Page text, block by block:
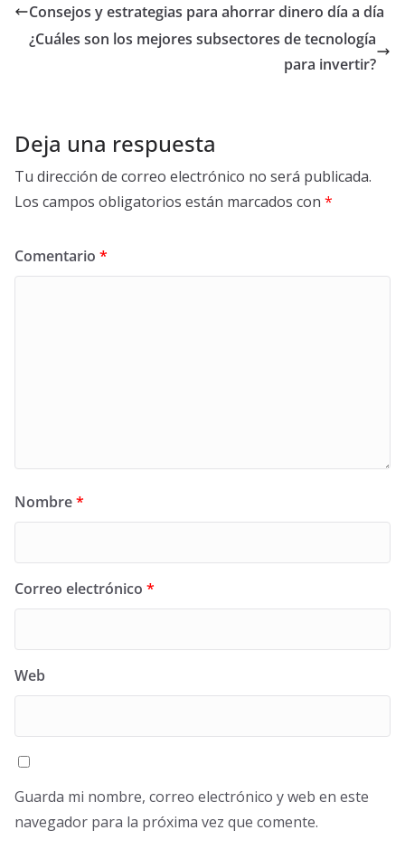
responsable
Consejos y estrategias para ahorrar dinero día a día
¿Cuáles son los mejores subsectores de tecnología
para invertir?
Deja una respuesta
Tu dirección de correo electrónico no será publicada.
Los campos obligatorios están marcados con *
Comentario *
Nombre*
Correo electrónico *
Web
Guarda mi nombre, correo electrónico y web en este
navegador para la próxima vez que comente.